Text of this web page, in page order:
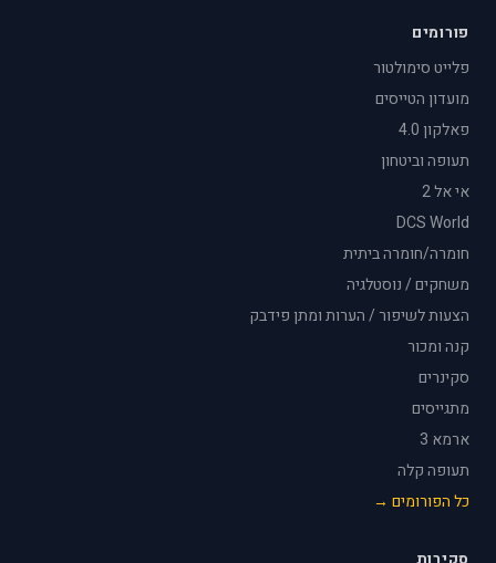
פורומים
פלייט סימולטור
מועדון הטייסים
פאלקון 4.0
תעופה וביטחון
אי אל 2
DCS World
חומרה/חומרה ביתית
משחקים / נוסטלגיה
הצעות לשיפור / הערות ומתן פידבק
קנה ומכור
סקינרים
מתגייסים
ארמא 3
תעופה קלה
כל הפורומים →